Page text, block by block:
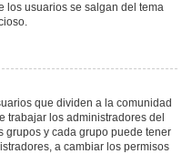
los usuarios se salgan del tema
que dividen a la comunidad
trabajar los administradores del
grupos y cada grupo puede tener
a cambiar los permisos